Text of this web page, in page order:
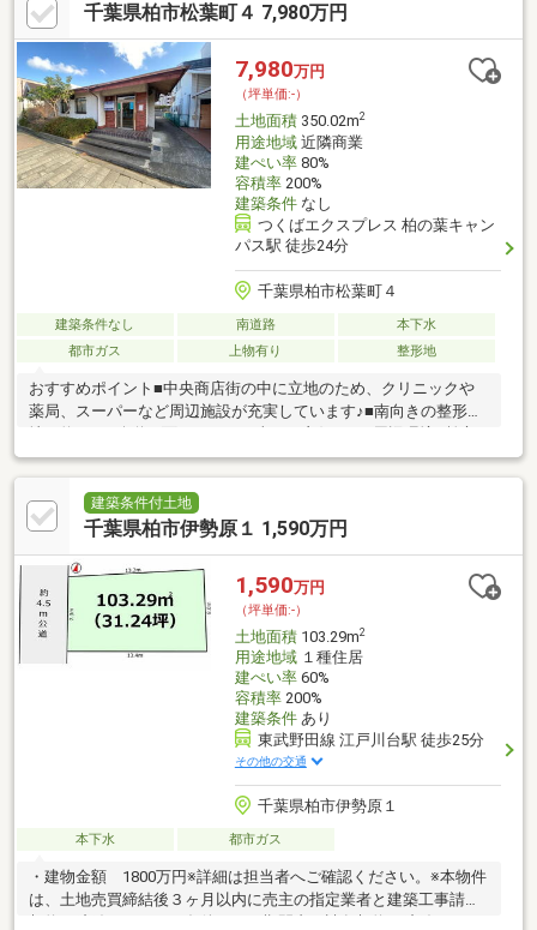
千葉県柏市松葉町４ 7,980万円
7,980万円
（坪単価:-）
土地面積350.02m2
用途地域近隣商業
建ぺい率80%
容積率200%
建築条件なし
つくばエクスプレス 柏の葉キャン
パス駅 徒歩24分
千葉県柏市松葉町４
建築条件なし 南道路
本下水
都市ガス
上物有り 整形地
おすすめポイント■中央商店街の中に立地のため、クリニックや
薬局、スーパーなど周辺施設が充実しています♪■南向きの整形
地、約6ｍの公道に面しており日当たり良好です♪周辺環境■柏市
立松葉第一小学校・・・約320ｍ(徒歩約4分)■柏市立松葉中学
校・・・・・約300ｍ(徒歩約4分)■わくわく広場・・・・・・・約
120ｍ(徒歩約2分)■スギ薬局・・・・・・・・・約200ｍ(徒歩約3
分)■ダイソーマルエツ北柏店・・約200ｍ(徒歩約3分)ご見学希望
下記【資料請求をする（無料）】をクリック♪
建築条件付土地
千葉県柏市伊勢原１ 1,590万円
1,590万円
（坪単価:-）
土地面積103.29m2
用途地域１種住居
建ぺい率60%
容積率200%
建築条件あり
東武野田線 江戸川台駅 徒歩25分
その他の交通
千葉県柏市伊勢原１
本下水 都市ガス
・建物金額 1800万円※詳細は担当者へご確認ください。※本物件
は、土地売買締結後３ヶ月以内に売主の指定業者と建築工事請負